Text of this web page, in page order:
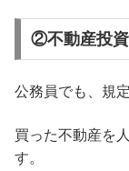
②不動産投資
公務員でも、規
買った不動産を
す。